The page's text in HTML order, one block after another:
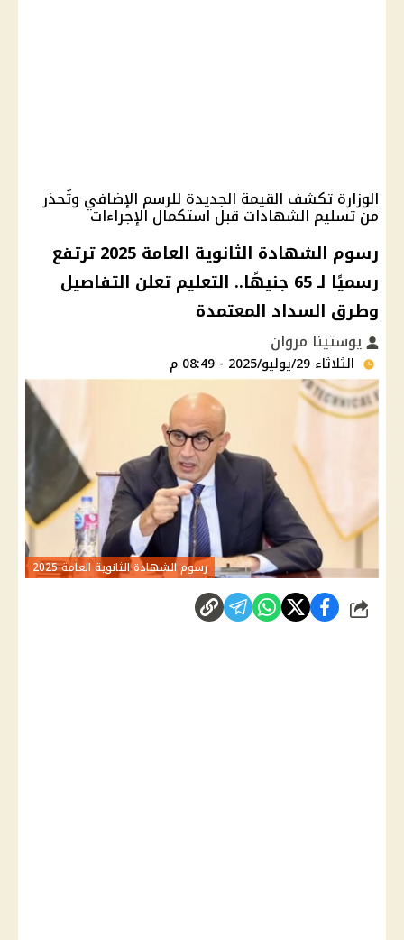
الوزارة تكشف القيمة الجديدة للرسم الإضافي وتُحذر
من تسليم الشهادات قبل استكمال الإجراءات
رسوم الشهادة الثانوية العامة 2025 ترتفع
رسميًا لـ 65 جنيهًا.. التعليم تعلن التفاصيل
وطرق السداد المعتمدة
يوستينا مروان
الثلاثاء 29/يوليو/2025 - 08:49 م
رسوم الشهادة الثانوية العامة 2025
شارك